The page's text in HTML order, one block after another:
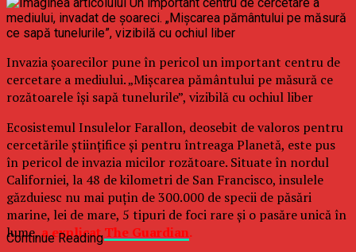
Invazia şoarecilor pune în pericol un important centru de
cercetare a mediului. „Mişcarea pământului pe măsură ce
rozătoarele îşi sapă tunelurile”, vizibilă cu ochiul liber
Ecosistemul Insulelor Farallon, deosebit de valoros pentru
cercetările ştiinţifice şi pentru întreaga Planetă, este pus
în pericol de invazia micilor rozătoare. Situate în nordul
Californiei, la 48 de kilometri de San Francisco, insulele
găzduiesc nu mai puţin de 300.000 de specii de păsări
marine, lei de mare, 5 tipuri de foci rare şi o pasăre unică în
lume,a explicat The Guardian.
Continue Reading